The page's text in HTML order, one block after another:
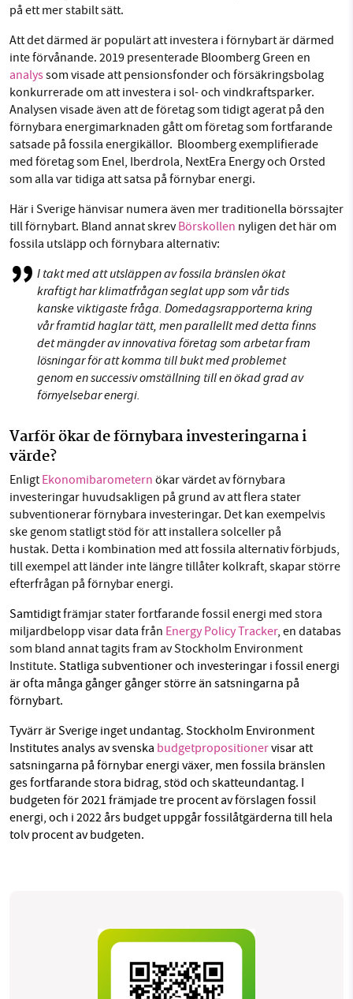
på ett mer stabilt sätt.
Att det därmed är populärt att investera i förnybart är därmed
inte förvånande. 2019 presenterade Bloomberg Green en
analyssom visade att pensionsfonder och försäkringsbolag
konkurrerade om att investera i sol- och vindkraftsparker.
Analysen visade även att de företag som tidigt agerat på den
förnybara energimarknaden gått om företag som fortfarande
satsade på fossila energikällor. Bloomberg exemplifierade
med företag som Enel, Iberdrola, NextEra Energy och Orsted
som alla var tidiga att satsa på förnybar energi.
Här i Sverige hänvisar numera även mer traditionella börssajter
till förnybart. Bland annat skrevBörskollen nyligen det här om
fossila utsläpp och förnybara alternativ:
I takt med att utsläppen av fossila bränslen ökat
kraftigt har klimatfrågan seglat upp som vår tids
kanske viktigaste fråga. Domedagsrapporterna kring
vår framtid haglar tätt, men parallellt med detta finns
det mängder av innovativa företag som arbetar fram
lösningar för att komma till bukt med problemet
genom en successiv omställning till en ökad grad av
förnyelsebar energi.
Varför ökar de förnybara investeringarna i
värde?
Enligt Ekonomibarometern ökar värdet av förnybara
investeringar huvudsakligen på grund av att flera stater
subventionerar förnybara investeringar. Det kan exempelvis
ske genom statligt stöd för att installera solceller på
hustak. Detta i kombination med att fossila alternativ förbjuds,
till exempel att länder inte längre tillåter kolkraft, skapar större
efterfrågan på förnybar energi.
Samtidigtfrämjar stater fortfarande fossil energi med stora
miljardbelopp visar data från Energy Policy Tracker, en databas
som bland annat tagits fram av Stockholm Environment
Institute. Statliga subventioner och investeringar i fossil energi
är ofta många gånger gånger större än satsningarna på
förnybart.
Tyvärr är Sverige inget undantag. Stockholm Environment
Institutes analys av svenska budgetpropositionervisar att
satsningarna på förnybar energi växer, men fossila bränslen
ges fortfarande stora bidrag, stöd och skatteundantag. I
budgeten för 2021 främjade tre procent av förslagen fossil
energi, och i 2022 års budget uppgår fossilåtgärderna till hela
tolv procent av budgeten.